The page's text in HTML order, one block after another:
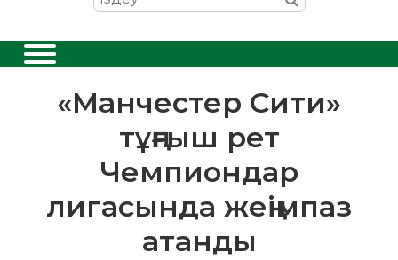
«Манчестер Сити»
тұңғыш рет
Чемпиондар
лигасында жеңімпаз
атанды